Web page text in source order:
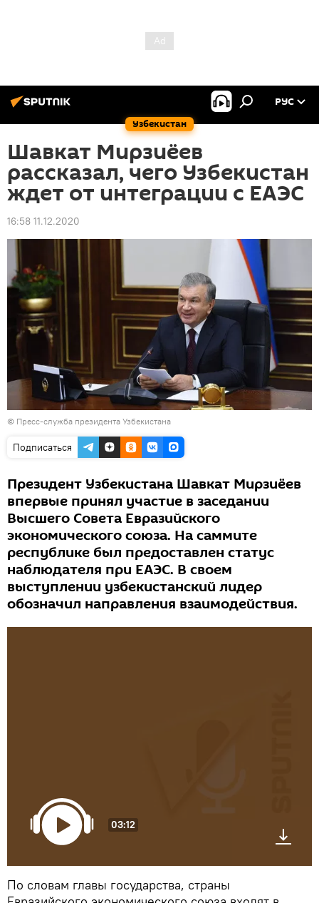
Узбекистан
РУС
Шавкат Мирзиёев
рассказал, чего Узбекистан
ждет от интеграции с ЕАЭС
16:58 11.12.2020
© Пресс-служба президента Узбекистана
Подписаться
Президент Узбекистана Шавкат Мирзиёев
впервые принял участие в заседании
Высшего Совета Евразийского
экономического союза. На саммите
республике был предоставлен статус
наблюдателя при ЕАЭС. В своем
выступлении узбекистанский лидер
обозначил направления взаимодействия.
03:12
По словам главы государства, страны